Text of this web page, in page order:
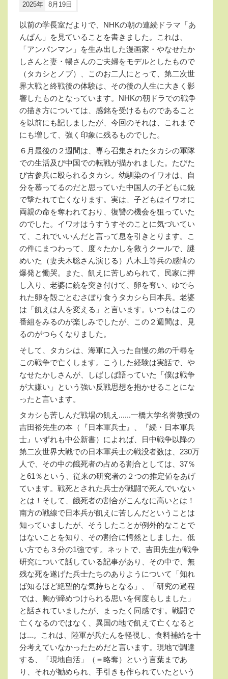
2025年 8月19日
以前の学長室だよりで、 NHKの朝の連続ドラマ「あ
んぱん」を見ていることを書きました。これは、
「アンパンマン」を生み出した漫画家・やなせたか
しさんと妻・暢さんのご夫婦をモデルとしたもので
（タカシとノブ）、このお二人にとって、第二次世
界大戦と終戦後の体験は、その後の人生に大きく影
響したものとなっています。 NHKの朝ドラでの戦争
の描き方については、感銘を受けるものであること
を以前にも記しましたが、今回のそれは、これまで
にも増して、強く印象に残るものでした。
６月最後の２週間は、専ら召集されたタカシの軍隊
での生活及び中国での転戦が描かれました。たびた
び古参兵に殴られるタカシ。幼馴染のイワオは、自
分を慕ってるのだと思っていた中国人の子どもに銃
で撃たれて亡くなります。実は、子どもはイワオに
両親の命を奪われており、復讐の機会を狙っていた
のでした。イワオはうすうすそのことに気づいてい
て、これでいいんだと言って息を引きとります。こ
の件にまつわって、度々たかしを救うクールで、謎
めいた（妻夫木聡さん演じる）八木上等兵の感情の
爆発と慟哭。また、飢えに苦しめられて、民家に押
し入り、老婆に銃を突き付けて、卵を奪い、ゆでら
れた卵を殻ごとむさぼり食うタカシら日本兵。老婆
は「飢えは人を変える」と言います。いつもはこの
番組をみるのが楽しみでしたが、この２週間は、見
るのがつらくなりました。
そして、タカシは、海軍に入った自慢の弟の千尋を
この戦争で亡くします。こうした経験は実話で、や
なせたかしさんが、しばしば語っていた「僕は戦争
が大嫌い」という強い反戦思想を抱かせることにな
ったと言います。
タカシも苦しんだ戦場の飢え......一橋大学名誉教授の
吉田裕先生の本（『日本軍兵士』、『続・日本軍兵
士』いずれも中公新書）によれば、日中戦争以降の
第二次世界大戦での日本軍兵士の戦没者数は、 230万
人で、その中の餓死者の占める割合としては、 37％
と61 ％という、従来の研究者の２つの推定値をあげ
ています。戦死とされた兵士が戦闘で死んでいない
とは！そして、餓死者の割合がこんなに高いとは！
南方の戦線で日本兵が飢えに苦しんだということは
知っていましたが、そうしたことが例外的なことで
はないことを知り、その割合に愕然としました。低
い方でも３分の1強です。ネットで、吉田先生が戦争
研究について話している記事があり、その中で、無
残な死を遂げた兵士たちのありようについて「知れ
ば知るほど絶望的な気持ちとなる」、「研究の過程
では、胸が締めつけられる思いを何度もしました」
と話されていましたが、まったく同感です。戦闘で
亡くなるのではなく、異国の地で飢えて亡くなると
は...。これは、陸軍が兵たんを軽視し、食料補給を十
分考えていなかったためだと言います。現地で調達
する、「現地自活」（＝略奪）という言葉まであ
り、それが勧められ、手引きも作られていたという